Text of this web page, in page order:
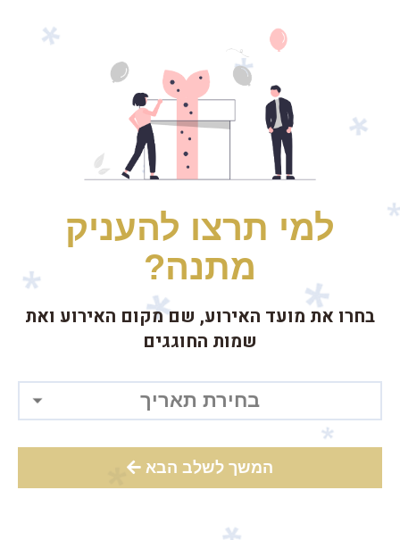
למי תרצו להעניק
מתנה?
בחרו את מועד האירוע, שם מקום האירוע ואת
שמות החוגגים
המשך לשלב הבא